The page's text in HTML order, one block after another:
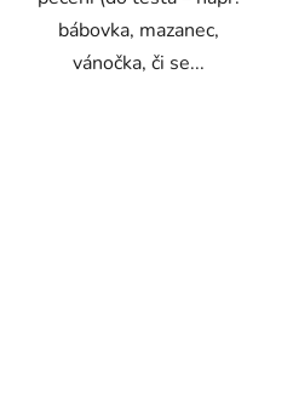
bábovka, mazanec,
vánočka, či se...